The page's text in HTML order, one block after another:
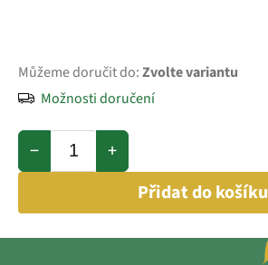
Můžeme doručit do:Zvolte variantu
Možnosti doručení
+
−
Přidat do košíku